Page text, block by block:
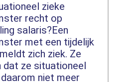
zieke
recht op
salaris?Een
met een tijdelijk
zich ziek. Ze
dat ze situationeel
niet meer